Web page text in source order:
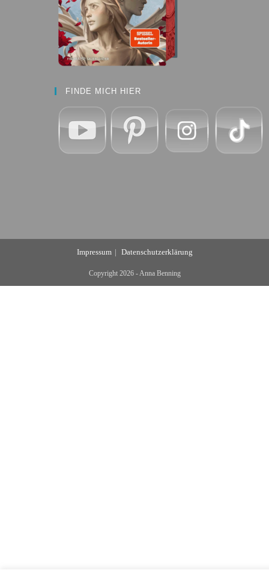
FINDE MICH HIER
Impressum Datenschutzerklärung
Copyright 2026 - Anna Benning